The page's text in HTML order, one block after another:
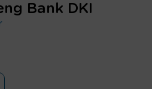
Bank DKI